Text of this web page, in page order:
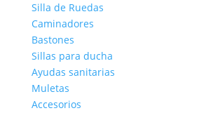
Silla de Ruedas
Caminadores
Bastones
Sillas para ducha
Ayudas sanitarias
Muletas
Accesorios